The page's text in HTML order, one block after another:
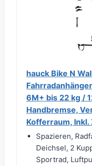
hauck Bike N
6M+ bis 22 kg /
Handbremse,
Kofferraum,
Spazieren,
Deichsel, 2
Sportrad,